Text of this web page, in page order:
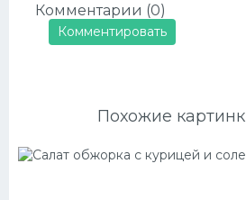
Комментарии (0)
Комментировать
Похожие